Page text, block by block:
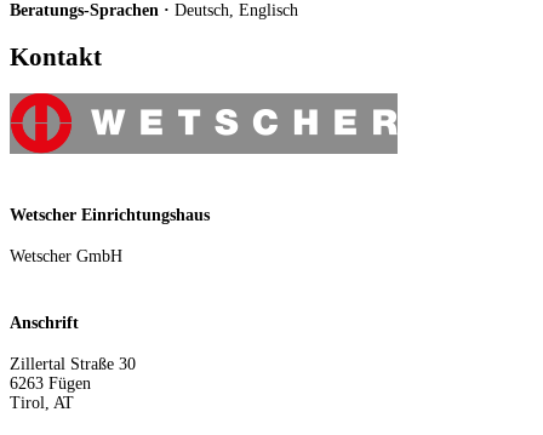
Beratungs-Sprachen · Deutsch, Englisch
Kontakt
Wetscher Einrichtungshaus
Wetscher GmbH
Anschrift
Zillertal Straße 30
6263 Fügen
Tirol, AT